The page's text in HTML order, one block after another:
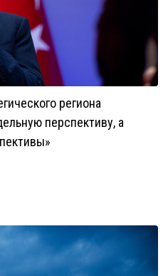
региона
перспективу, а